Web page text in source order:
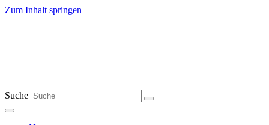
Zum Inhalt springen
Suche